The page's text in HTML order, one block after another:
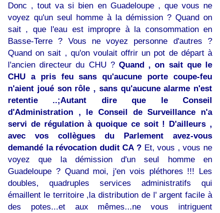
Donc , tout va si bien en Guadeloupe , que vous ne
voyez qu'un seul homme à la démission ? Quand on
sait , que l'eau est impropre à la consommation en
Basse-Terre ? Vous ne voyez personne d'autres ?
Quand on sait , qu'on voulait offrir un pot de départ à
l'ancien directeur du CHU ?Quand , on sait que le
CHU a pris feu sans qu'aucune porte coupe-feu
n'aient joué son rôle , sans qu'aucune alarme n'est
retentie ..;Autant dire que le Conseil
d'Administration , le Conseil de Surveillance n'a
servi de régulation à quoique ce soit ! D'ailleurs ,
avec vos collègues du Parlement avez-vous
demandé la révocation dudit CA ? Et, vous , vous ne
voyez que la démission d'un seul homme en
Guadeloupe ? Quand moi, j'en vois pléthores !!! Les
doubles, quadruples services administratifs qui
émaillent le territoire ,la distribution de l' argent facile à
des potes...et aux mêmes...ne vous intriguent